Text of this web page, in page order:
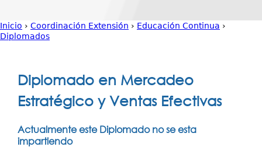
Secretarías
Investigación
Servicios
Usted
aquí
Inicio › Coordinación Extensión › Educación Continua ›
Diplomados
Diplomado en Mercadeo
Estratégico y Ventas Efectivas
Actualmente este Diplomado no se esta
impartiendo